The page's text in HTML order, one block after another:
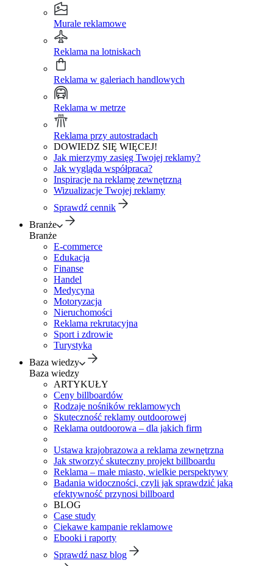
Murale reklamowe
Reklama na lotniskach
Reklama w galeriach handlowych
Reklama w metrze
Reklama przy autostradach
DOWIEDZ SIĘ WIĘCEJ!
Jak mierzymy zasięg Twojej reklamy?
Jak wygląda współpraca?
Inspiracje na reklamę zewnętrzną
Wizualizacje Twojej reklamy
Sprawdź cennik
Branże
Branże
E-commerce
Edukacja
Finanse
Handel
Medycyna
Motoryzacja
Nieruchomości
Reklama rekrutacyjna
Sport i zdrowie
Turystyka
Baza wiedzy
Baza wiedzy
ARTYKUŁY
Ceny billboardów
Rodzaje nośników reklamowych
Skuteczność reklamy outdoorowej
Reklama outdoorowa – dla jakich firm
Ustawa krajobrazowa a reklama zewnętrzna
Jak stworzyć skuteczny projekt billboardu
Reklama – małe miasto, wielkie perspektywy
Badania widoczności, czyli jak sprawdzić jaką
efektywność przynosi billboard
BLOG
Case study
Ciekawe kampanie reklamowe
Ebooki i raporty
Sprawdź nasz blog